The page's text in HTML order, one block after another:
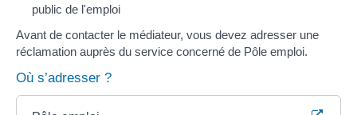
public de l'emploi
Avant de contacter le médiateur, vous devez adresser une
réclamation auprès du service concerné de Pôle emploi.
Où s’adresser ?